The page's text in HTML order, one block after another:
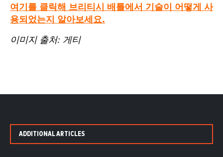
여기를 클릭해 브리티시 배틀에서 기술이 어떻게 사
용되었는지 알아보세요.
이미지 출처: 게티
ADDITIONAL ARTICLES